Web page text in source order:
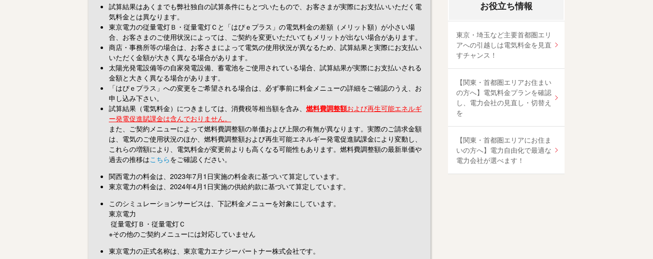
試算結果はあくまでも弊社独自の試算条件にもとづいたもので、お客さまが実際にお支払いいただく電
気料金とは異なります。
東京電力の従量電灯Ｂ・従量電灯Ｃと「はぴｅプラス」の電気料金の差額（メリット額）が小さい場
合、お客さまのご使用状況によっては、ご契約を変更いただいてもメリットが出ない場合があります。
商店・事務所等の場合は、お客さまによって電気の使用状況が異なるため、試算結果と実際にお支払い
いただく金額が大きく異なる場合があります。
太陽光発電設備等の自家発電設備、蓄電池をご使用されている場合、試算結果が実際にお支払いされる
金額と大きく異なる場合があります。
「はぴｅプラス」への変更をご希望される場合は、必ず事前に料金メニューの詳細をご確認のうえ、お
申し込み下さい。
試算結果（電気料金）につきましては、消費税等相当額を含み、 燃料費調整額および再生可能エネルギ
ー発電促進賦課金は含んでおりません。
また、ご契約メニューによって燃料費調整額の単価および上限の有無が異なります。実際のご請求金額
は、電気のご使用状況のほか、燃料費調整額および再生可能エネルギー発電促進賦課金により変動し、
これらの増額により、電気料金が変更前よりも高くなる可能性もあります。燃料費調整額の最新単価や
過去の推移はこちらをご確認ください。
関西電力の料金は、2023年7月1日実施の料金表に基づいて算定しています。
東京電力の料金は、2024年4月1日実施の供給約款に基づいて算定しています。
このシミュレーションサービスは、下記料金メニューを対象にしています。
東京電力
従量電灯Ｂ・従量電灯Ｃ
※その他のご契約メニューには対応していません
東京電力の正式名称は、東京電力エナジーパートナー株式会社です。
お役立ち情報
東京・埼玉など主要首都圏エリ
アへの引越しは電気料金を見直
すチャンス！
【関東・首都圏エリアお住まい
の方へ】電気料金プランを確認
し、電力会社の見直し・切替え
を
【関東・首都圏エリアにお住ま
いの方へ】電力自由化で最適な
電力会社が選べます！